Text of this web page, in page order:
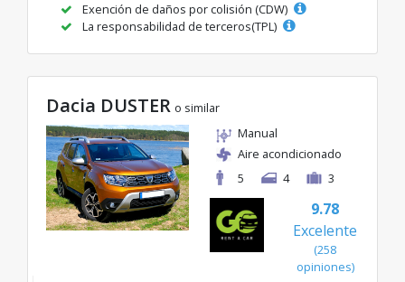
Exención de daños por colisión (CDW)
La responsabilidad de terceros(TPL)
Dacia DUSTER o similar
Manual
Aire acondicionado
5
4 3
9.78
Excelente
(258
opiniones)